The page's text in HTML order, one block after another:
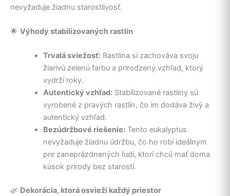
nevyžaduje žiadnu starostlivosť.
🌟 Výhody stabilizovaných rastlín
Trvalá sviežosť:Rastlina si zachováva svoju
žiarivú zelenú farbu a prirodzený vzhľad, ktorý
vydrží roky.
Autentický vzhľad:Stabilizované rastliny sú
vyrobené z pravých rastlín, čo im dodáva živý a
autentický vzhľad.
Bezúdržbové riešenie:Tento eukalyptus
nevyžaduje žiadnu údržbu, čo ho robí ideálnym
pre zaneprázdnených ľudí, ktorí chcú mať doma
kúsok prírody bez starostí.
🌿 Dekorácia, ktorá osvieži každý priestor